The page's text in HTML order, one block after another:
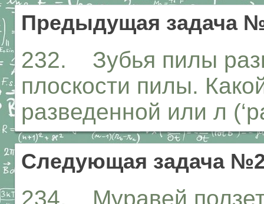
Предыдущая задача
232. Зубья пилы
плоскости пилы.
разведенной или л
Следующая задача
234. Муравей ползет